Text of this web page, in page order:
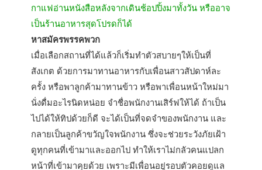
กาแฟอ่านหนังสือหลังจากเดินช้อปปิ้งมาทั้งวัน หรืออาจ
เป็นร้านอาหารสุดโปรดก็ได้
หาสมัครพรรคพวก
เมื่อเลือกสถานที่ได้แล้วก็เริ่มทำตัวสบายๆให้เป็นที่
สังเกต ด้วยการมาทานอาหารกับเพื่อนสาวสัปดาห์ละ
ครั้ง หรือพาลูกค้ามาทานข้าว หรือพาเพื่อนหน้าใหม่มา
นั่งดื่มอะไรนิดหน่อย จำชื่อพนักงานเสิร์ฟให้ได้ ถ้าเป็น
ไปได้ให้ทิปด้วยก็ดี จะได้เป็นที่จดจำของพนักงาน และ
กลายเป็นลูกค้าขวัญใจพนักงาน ซึ่งจะช่วยระวังภัยเฝ้า
ดูทุกคนที่เข้ามาและออกไป ทำให้เราไม่กลัวคนแปลก
หน้าที่เข้ามาคุยด้วย เพราะมีเพื่อนอยู่รอบตัวคอยดูแล